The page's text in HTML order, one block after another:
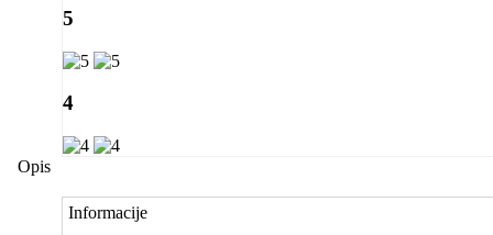
5
4
Opis
Informacije